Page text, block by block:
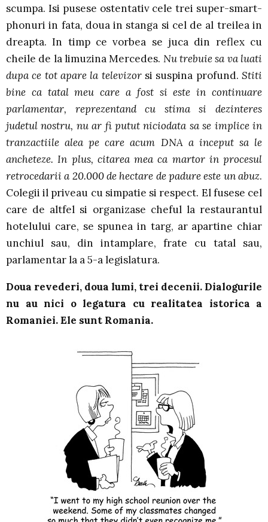
scumpa. Isi pusese ostentativ cele trei super-smart-
phonuri in fata, doua in stanga si cel de al treilea in
dreapta. In timp ce vorbea se juca din reflex cu
cheile de la limuzina Mercedes. Nu trebuie sa va luati
dupa ce tot apare la televizorsi suspina profund.Stiti
bine ca tatal meu care a fost si este in continuare
parlamentar, reprezentand cu stima si dezinteres
judetul nostru, nu ar fi putut niciodata sa se implice in
tranzactiile alea pe care acum DNA a inceput sa le
ancheteze. In plus, citarea mea ca martor in procesul
retrocedarii a 20.000 de hectare de padure este un abuz.
Colegii il priveau cu simpatie si respect. El fusese cel
care de altfel si organizase cheful la restaurantul
hotelului care, se spunea in targ, ar apartine chiar
unchiul sau, din intamplare, frate cu tatal sau,
parlamentar la a 5-a legislatura.
Doua revederi, doua lumi, trei decenii. Dialogurile
nu au nici o legatura cu realitatea istorica a
Romaniei. Ele sunt Romania.